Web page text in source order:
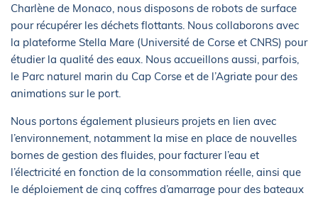
Charlène de Monaco, nous disposons de robots de surface
pour récupérer les déchets flottants. Nous collaborons avec
la plateforme Stella Mare (Université de Corse et CNRS) pour
étudier la qualité des eaux. Nous accueillons aussi, parfois,
le Parc naturel marin du Cap Corse et de l’Agriate pour des
animations sur le port.
Nous portons également plusieurs projets en lien avec
l’environnement, notamment la mise en place de nouvelles
bornes de gestion des fluides, pour facturer l’eau et
l’électricité en fonction de la consommation réelle, ainsi que
le déploiement de cinq coffres d’amarrage pour des bateaux